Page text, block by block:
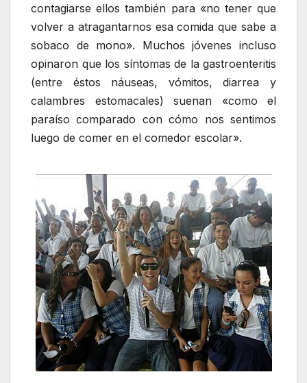
contagiarse ellos también para «no tener que
volver a atragantarnos esa comida que sabe a
sobaco de mono». Muchos jóvenes incluso
opinaron que los síntomas de la gastroenteritis
(entre éstos náuseas, vómitos, diarrea y
calambres estomacales) suenan «como el
paraíso comparado con cómo nos sentimos
luego de comer en el comedor escolar».